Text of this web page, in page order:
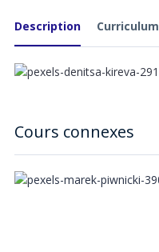
Description Curriculum
Cours connexes